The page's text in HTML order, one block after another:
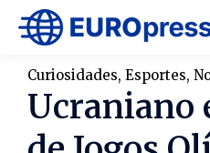
Curiosidades, Esportes,
Ucraniano